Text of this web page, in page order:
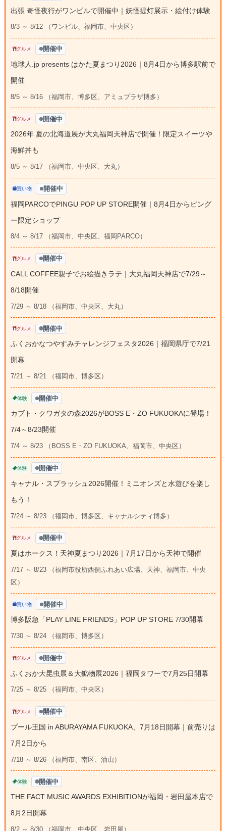
出張 奇怪夜行がワンビルで開催中｜妖怪提灯展示・絵付け体験
8/3 ～ 8/12 （ワンビル、福岡市、中央区）
グルメ 開催中
地球人.jp presents はかた夏まつり2026｜8月4日から博多駅前で
開催
8/5 ～ 8/16 （福岡市、博多区、アミュプラザ博多）
グルメ 開催中
2026年 夏の北海道展が大丸福岡天神店で開催！限定スイーツや
海鮮丼も
8/5 ～ 8/17 （福岡市、中央区、大丸）
買い物 開催中
福岡PARCOでPINGU POP UP STORE開催｜8月4日からピング
ー限定ショップ
8/4 ～ 8/17 （福岡市、中央区、福岡PARCO）
グルメ 開催中
CALL COFFEE親子でお絵描きラテ｜大丸福岡天神店で7/29～
8/18開催
7/29 ～ 8/18 （福岡市、中央区、大丸）
グルメ 開催中
ふくおかなつやすみチャレンジフェスタ2026｜福岡県庁で7/21
開幕
7/21 ～ 8/21 （福岡市、博多区）
体験 開催中
カブト・クワガタの森2026がBOSS E・ZO FUKUOKAに登場！
7/4～8/23開催
7/4 ～ 8/23 （BOSS E・ZO FUKUOKA、福岡市、中央区）
体験 開催中
キャナル・スプラッシュ2026開催！ミニオンズと水遊びを楽し
もう！
7/24 ～ 8/23 （福岡市、博多区、キャナルシティ博多）
グルメ 開催中
夏はホークス！天神夏まつり2026｜7月17日から天神で開催
7/17 ～ 8/23 （福岡市役所西側ふれあい広場、天神、福岡市、中央
区）
買い物 開催中
博多阪急「PLAY LINE FRIENDS」POP UP STORE 7/30開幕
7/30 ～ 8/24 （福岡市、博多区）
グルメ 開催中
ふくおか大昆虫展＆大鉱物展2026｜福岡タワーで7月25日開幕
7/25 ～ 8/25 （福岡市、中央区）
グルメ 開催中
プール王国 in ABURAYAMA FUKUOKA、7月18日開幕｜前売りは
7月2日から
7/18 ～ 8/26 （福岡市、南区、油山）
体験 開催中
THE FACT MUSIC AWARDS EXHIBITIONが福岡・岩田屋本店で
8月2日開幕
8/2 ～ 8/30 （福岡市、中央区、岩田屋）